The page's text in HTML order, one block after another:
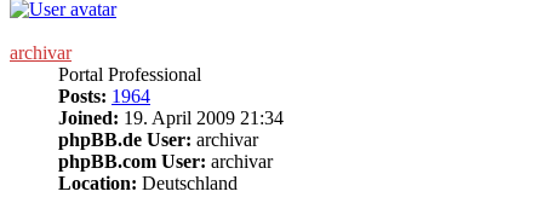
archivar
Portal Professional
Posts: 1964
Joined: 19. April 2009 21:34
phpBB.de User: archivar
phpBB.com User: archivar
Location: Deutschland